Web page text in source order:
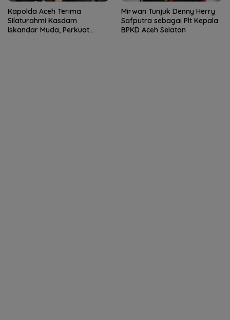
Kapolda Aceh Terima
Silaturahmi Kasdam
Iskandar Muda, Perkuat
Mirwan Tunjuk Denny Herry
Safputra sebagai Plt Kepala
BPKD Aceh Selatan